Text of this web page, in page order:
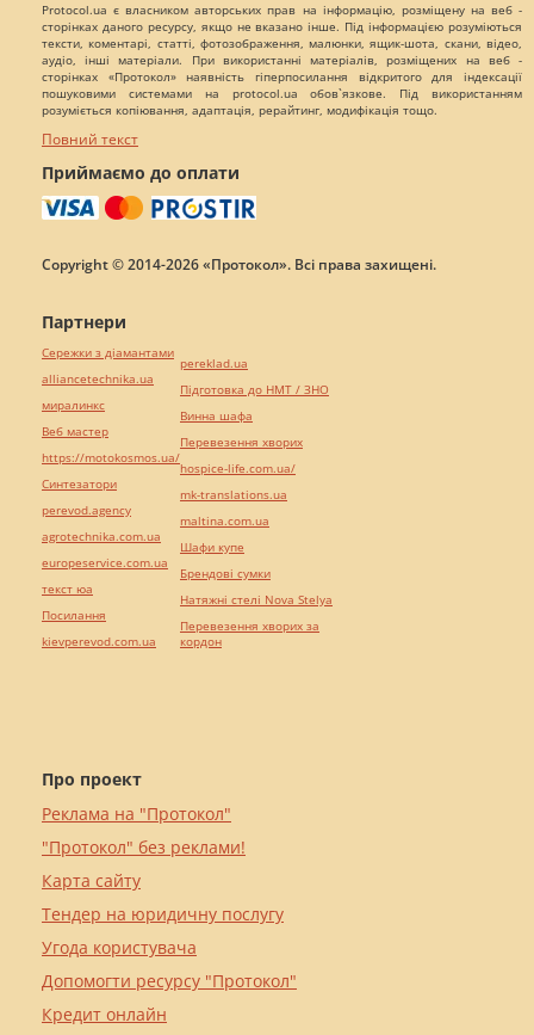
Protocol.ua є власником авторських прав на інформацію, розміщену на веб -
сторінках даного ресурсу, якщо не вказано інше. Під інформацією розуміються
тексти, коментарі, статті, фотозображення, малюнки, ящик-шота, скани, відео,
аудіо, інші матеріали. При використанні матеріалів, розміщених на веб -
сторінках «Протокол» наявність гіперпосилання відкритого для індексації
пошуковими системами на protocol.ua обов`язкове. Під використанням
розуміється копіювання, адаптація, рерайтинг, модифікація тощо.
Повний текст
Приймаємо до оплати
Copyright © 2014-2026 «Протокол». Всі права захищені.
Про проект
Реклама на "Протокол"
"Протокол" без реклами!
Карта сайту
Тендер на юридичну послугу
Угода користувача
Допомогти ресурсу "Протокол"
Кредит онлайн
Партнери
Сережки з діамантами
alliancetechnika.ua
миралинкс
Веб мастер
https://motokosmos.ua/
Синтезатори
perevod.agency
agrotechnika.com.ua
europeservice.com.ua
текст юа
Посилання
kievperevod.com.ua
pereklad.ua
Підготовка до НМТ / ЗНО
Винна шафа
Перевезення хворих
hospice-life.com.ua/
mk-translations.ua
maltina.com.ua
Шафи купе
Брендові сумки
Натяжні стелі Nova Stelya
Перевезення хворих за
кордон